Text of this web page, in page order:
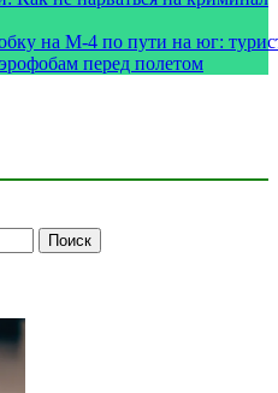
на М-4 по пути на юг:
перед полетом